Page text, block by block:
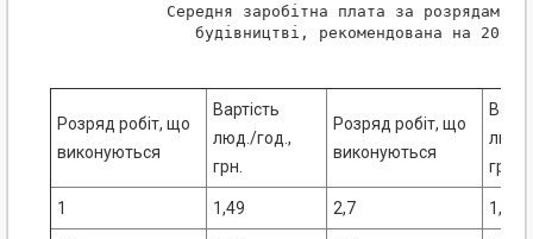
Середня заробітна плата за розрядами
будівництві, рекомендована на 2000
Розряд робіт, що
виконуються
Вартість
люд./год.,
грн.
Розряд робіт, що
виконуються
люд./
грн.
1 1,49 2,7 1,73